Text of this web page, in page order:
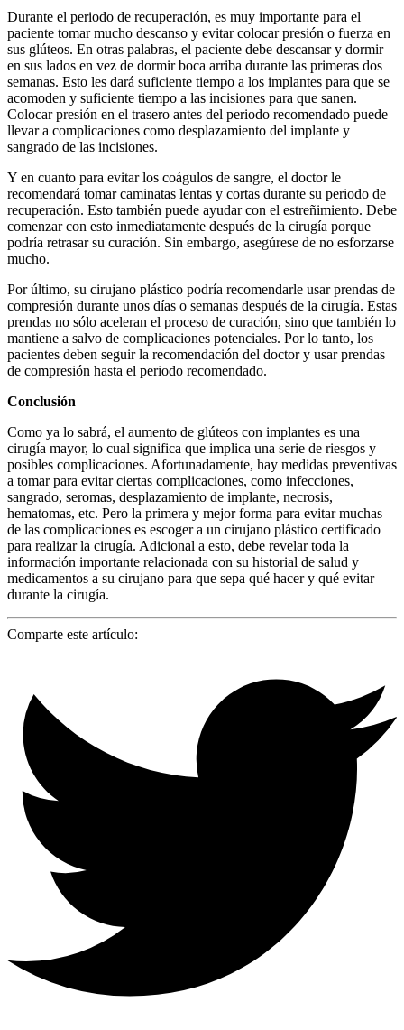
Durante el periodo de recuperación, es muy importante para el
paciente tomar mucho descanso y evitar colocar presión o fuerza en
sus glúteos. En otras palabras, el paciente debe descansar y dormir
en sus lados en vez de dormir boca arriba durante las primeras dos
semanas. Esto les dará suficiente tiempo a los implantes para que se
acomoden y suficiente tiempo a las incisiones para que sanen.
Colocar presión en el trasero antes del periodo recomendado puede
llevar a complicaciones como desplazamiento del implante y
sangrado de las incisiones.
Y en cuanto para evitar los coágulos de sangre, el doctor le
recomendará tomar caminatas lentas y cortas durante su periodo de
recuperación. Esto también puede ayudar con el estreñimiento. Debe
comenzar con esto inmediatamente después de la cirugía porque
podría retrasar su curación. Sin embargo, asegúrese de no esforzarse
mucho.
Por último, su cirujano plástico podría recomendarle usar prendas de
compresión durante unos días o semanas después de la cirugía. Estas
prendas no sólo aceleran el proceso de curación, sino que también lo
mantiene a salvo de complicaciones potenciales. Por lo tanto, los
pacientes deben seguir la recomendación del doctor y usar prendas
de compresión hasta el periodo recomendado.
Conclusión
Como ya lo sabrá, el aumento de glúteos con implantes es una
cirugía mayor, lo cual significa que implica una serie de riesgos y
posibles complicaciones. Afortunadamente, hay medidas preventivas
a tomar para evitar ciertas complicaciones, como infecciones,
sangrado, seromas, desplazamiento de implante, necrosis,
hematomas, etc. Pero la primera y mejor forma para evitar muchas
de las complicaciones es escoger a un cirujano plástico certificado
para realizar la cirugía. Adicional a esto, debe revelar toda la
información importante relacionada con su historial de salud y
medicamentos a su cirujano para que sepa qué hacer y qué evitar
durante la cirugía.
Comparte este artículo: